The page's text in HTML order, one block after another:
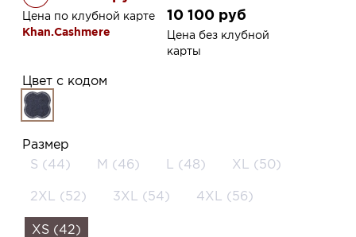
Цена по клубной карте
Khan.Cashmere
10 100 руб
Цена без клубной
карты
Цвет с кодом
Размер
S (44)
M (46) L (48) XL (50)
2XL (52) 3XL (54) 4XL (56)
XS (42)